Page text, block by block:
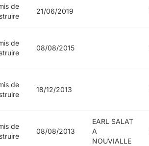
de
21/06/2019
de
08/08/2015
de
18/12/2013
de
08/08/2013
EARL SALAT
A
NOUVIALLE